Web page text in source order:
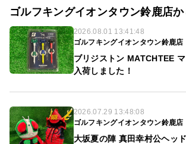
ゴルフキングイオンタウン鈴鹿店
2026.08.01 13:41:48
ゴルフキングイオンタウン鈴鹿店
ブリジストン MATCHTEE
入荷しました！
2026.07.29 13:48:08
ゴルフキングイオンタウン鈴鹿店
大坂夏の陣 真田幸村公ヘッ